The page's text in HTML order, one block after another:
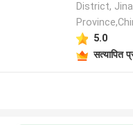
District,
5.0
सत्यापित